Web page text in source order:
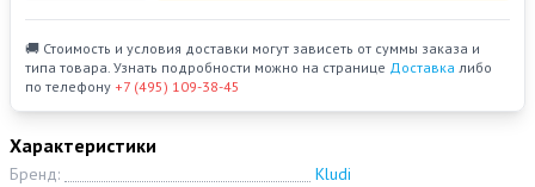
Характеристики
Бренд:
Kludi
🚚 Стоимость и условия доставки могут зависеть от суммы заказа и
типа товара. Узнать подробности можно на странице Доставка либо
по телефону +7 (495) 109-38-45